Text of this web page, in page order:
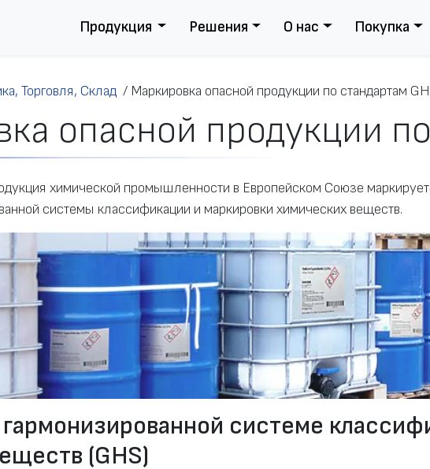
Продукция Решения О нас Покупка
Торговля, Склад/ Маркировка опасной продукции по стандартам
опасной продукции
химической промышленности в Европейском Союзе
системы классификации и маркировки химических веществ.
системе
(GHS)